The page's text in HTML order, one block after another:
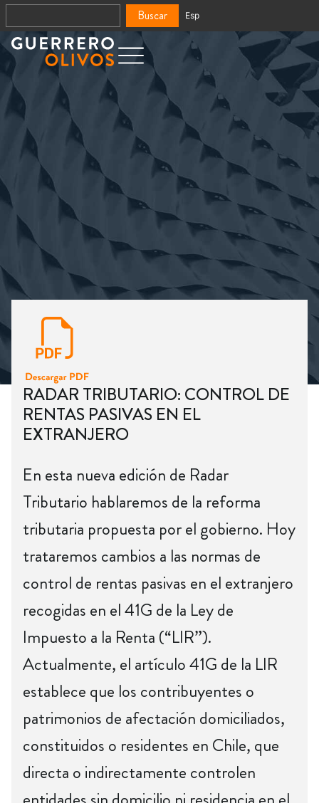
Buscar Esp
RADAR TRIBUTARIO: CONTROL DE
RENTAS PASIVAS EN EL
EXTRANJERO
En esta nueva edición de Radar
Tributario hablaremos de la reforma
tributaria propuesta por el gobierno. Hoy
trataremos cambios a las normas de
control de rentas pasivas en el extranjero
recogidas en el 41G de la Ley de
Impuesto a la Renta (“LIR”).
Actualmente, el artículo 41G de la LIR
establece que los contribuyentes o
patrimonios de afectación domiciliados,
constituidos o residentes en Chile, que
directa o indirectamente controlen